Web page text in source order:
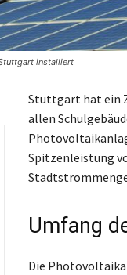
installiert
Stuttgart hat ein
allen
Spitzenleistung
Umfang
Die